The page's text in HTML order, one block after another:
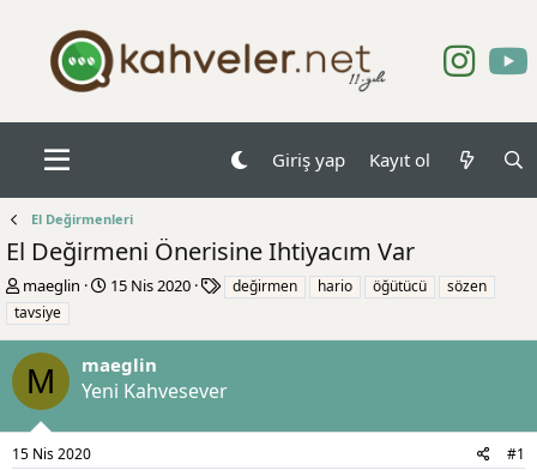
Giriş yap Kayıt ol
El Değirmenleri
El Değirmeni Önerisine Ihtiyacım Var
K
o
n
b
u
y
u
b
a
maeglin
B
a
n
ı
15 Nis 2020
t
e
değirmen hario öğütücü
sözen
tavsiye
M maeglin
Yeni Kahvesever
15 Nis 2020 #1